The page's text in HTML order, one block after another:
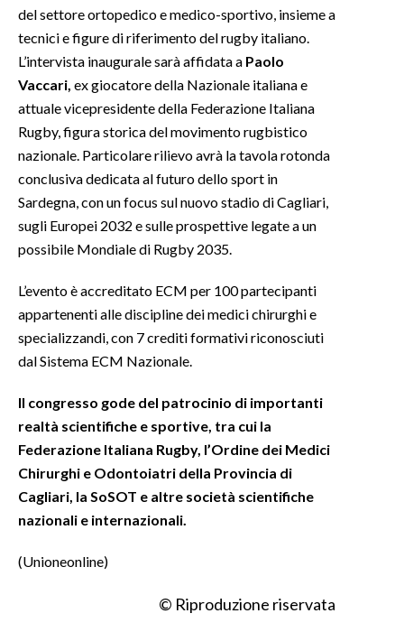
del settore ortopedico e medico-sportivo, insieme a
tecnici e figure di riferimento del rugby italiano.
L’intervista inaugurale sarà affidata a Paolo
Vaccari, ex giocatore della Nazionale italiana e
attuale vicepresidente della Federazione Italiana
Rugby, figura storica del movimento rugbistico
nazionale. Particolare rilievo avrà la tavola rotonda
conclusiva dedicata al futuro dello sport in
Sardegna, con un focus sul nuovo stadio di Cagliari,
sugli Europei 2032 e sulle prospettive legate a un
possibile Mondiale di Rugby 2035.
L’evento è accreditato ECM per 100 partecipanti
appartenenti alle discipline dei medici chirurghi e
specializzandi, con 7 crediti formativi riconosciuti
dal Sistema ECM Nazionale.
Il congresso gode del patrocinio di importanti
realtà scientifiche e sportive, tra cui la
Federazione Italiana Rugby, l’Ordine dei Medici
Chirurghi e Odontoiatri della Provincia di
Cagliari, la SoSOT e altre società scientifiche
nazionali e internazionali.
(Unioneonline)
© Riproduzione riservata